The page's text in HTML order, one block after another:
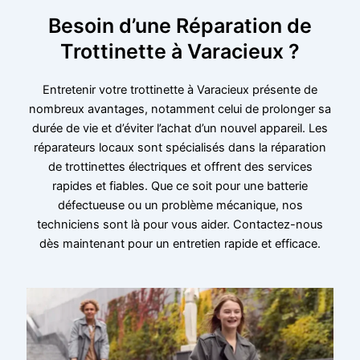
Besoin d’une Réparation de
Trottinette à Varacieux ?
Entretenir votre trottinette à Varacieux présente de
nombreux avantages, notamment celui de prolonger sa
durée de vie et d’éviter l’achat d’un nouvel appareil. Les
réparateurs locaux sont spécialisés dans la réparation
de trottinettes électriques et offrent des services
rapides et fiables. Que ce soit pour une batterie
défectueuse ou un problème mécanique, nos
techniciens sont là pour vous aider. Contactez-nous
dès maintenant pour un entretien rapide et efficace.